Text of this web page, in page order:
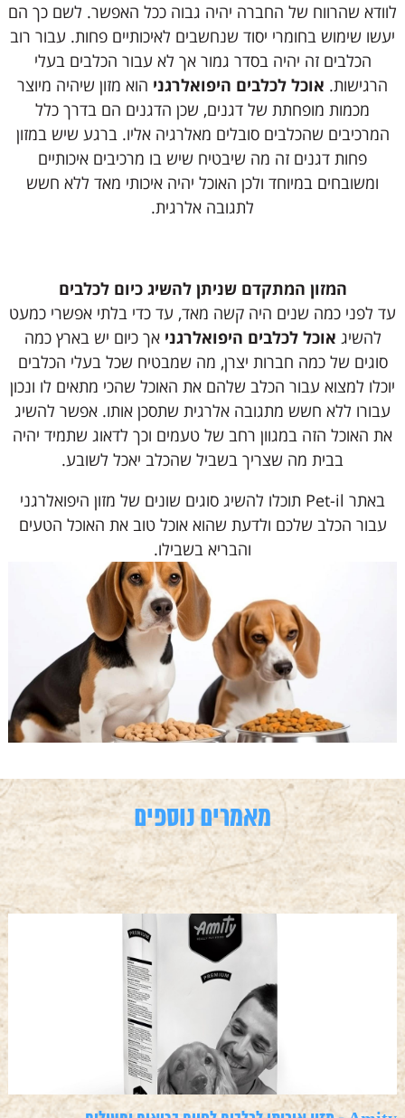
לוודא שהרווח של החברה יהיה גבוה ככל האפשר. לשם כך הם
יעשו שימוש בחומרי יסוד שנחשבים לאיכותיים פחות. עבור רוב
הכלבים זה יהיה בסדר גמור אך לא עבור הכלבים בעלי
הרגישות. אוכל לכלבים היפואלרגני הוא מזון שיהיה מיוצר
מכמות מופחתת של דגנים, שכן הדגנים הם בדרך כלל
המרכיבים שהכלבים סובלים מאלרגיה אליו. ברגע שיש במזון
פחות דגנים זה מה שיבטיח שיש בו מרכיבים איכותיים
ומשובחים במיוחד ולכן האוכל יהיה איכותי מאד ללא חשש
לתגובה אלרגית.
המזון המתקדם שניתן להשיג כיום לכלבים
עד לפני כמה שנים היה קשה מאד, עד כדי בלתי אפשרי כמעט
להשיג אוכל לכלבים היפואלרגני אך כיום יש בארץ כמה
סוגים של כמה חברות יצרן, מה שמבטיח שכל בעלי הכלבים
יוכלו למצוא עבור הכלב שלהם את האוכל שהכי מתאים לו ונכון
עבורו ללא חשש מתגובה אלרגית שתסכן אותו. אפשר להשיג
את האוכל הזה במגוון רחב של טעמים וכך לדאוג שתמיד יהיה
בבית מה שצריך בשביל שהכלב יאכל לשובע.
באתר Pet-il תוכלו להשיג סוגים שונים של מזון היפואלרגני
עבור הכלב שלכם ולדעת שהוא אוכל טוב את האוכל הטעים
והבריא בשבילו.
מאמרים נוספים